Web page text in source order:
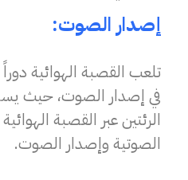
إصدار الصوت:
تلعب القصبة الهوائية
في إصدار الصوت، حيث
الرئتين عبر القصبة
الصوتية وإصدار الصوت.